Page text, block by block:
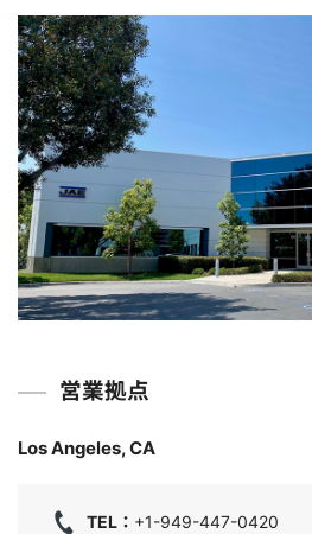
営業拠点
Los Angeles, CA
TEL： +1-949-447-0420